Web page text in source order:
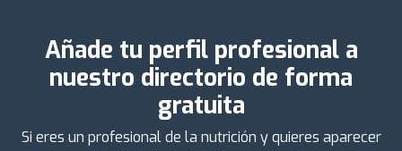
Añade tu perfil profesional a
nuestro directorio de forma
gratuita
Si eres un profesional de la nutrición y quieres aparecer